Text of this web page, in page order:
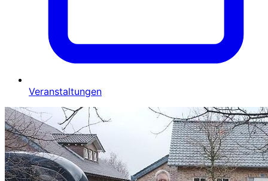
Veranstaltungen